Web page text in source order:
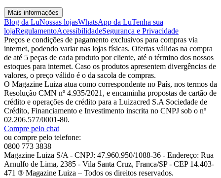
Mais informações
Blog da LuNossas lojasWhatsApp da LuTenha sua
lojaRegulamentoAcessibilidadeSegurança e Privacidade
Preços e condições de pagamento exclusivos para compras via
internet, podendo variar nas lojas físicas. Ofertas válidas na compra
de até 5 peças de cada produto por cliente, até o término dos nossos
estoques para internet. Caso os produtos apresentem divergências de
valores, o preço válido é o da sacola de compras.
O Magazine Luiza atua como correspondente no País, nos termos da
Resolução CMN nº 4.935/2021, e encaminha propostas de cartão de
crédito e operações de crédito para a Luizacred S.A Sociedade de
Crédito, Financiamento e Investimento inscrita no CNPJ sob o nº
02.206.577/0001-80.
Compre pelo chat
ou compre pelo telefone:
0800 773 3838
Magazine Luiza S/A - CNPJ: 47.960.950/1088-36 - Endereço: Rua
Arnulfo de Lima, 2385 - Vila Santa Cruz, Franca/SP - CEP 14.403-
471 ® Magazine Luiza – Todos os direitos reservados.